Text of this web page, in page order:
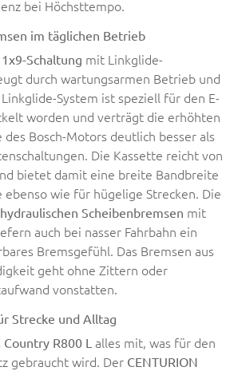
bei Höchsttempo.
im täglichen Betrieb
Schaltung mit Linkglide-
durch wartungsarmen Betrieb und
System ist speziell für den E-
worden und verträgt die erhöhten
Bosch-Motors deutlich besser als
Die Kassette reicht von
bietet damit eine breite Bandbreite
ebenso wie für hügelige Strecken. Die
Scheibenbremsen mit
auch bei nasser Fahrbahn ein
Bremsgefühl. Das Bremsen aus
geht ohne Zittern oder
vonstatten.
Strecke und Alltag
Country R800 L alles mit, was für den
gebraucht wird. Der CENTURION